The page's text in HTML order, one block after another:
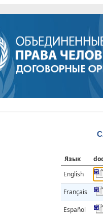
Язык
English
Français
Español